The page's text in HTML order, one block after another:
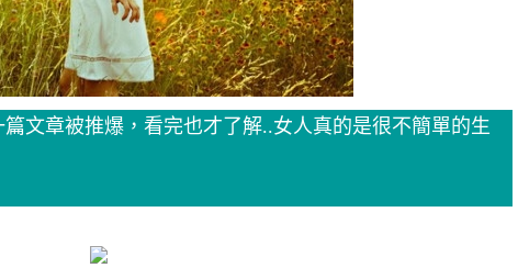
文章被推爆，看完也才了解..女人真的是很不簡單的生